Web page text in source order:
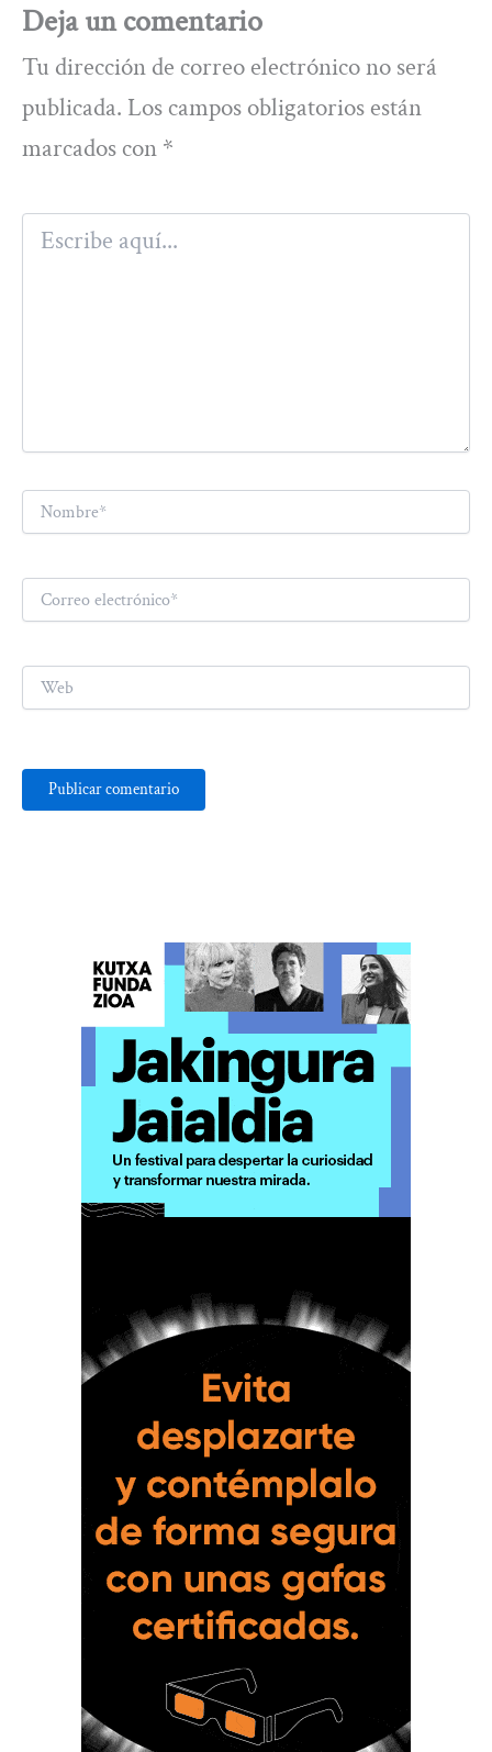
Deja un comentario
Tu dirección de correo electrónico no será
publicada. Los campos obligatorios están
marcados con *
Escribe
aquí...
Correo
electrónico*
Web